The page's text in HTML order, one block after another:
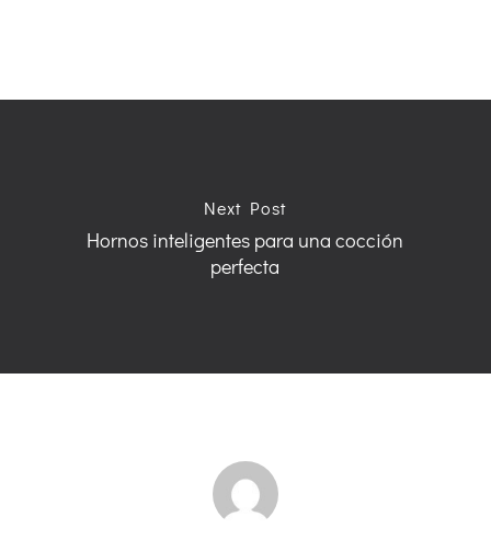
Next Post
Hornos inteligentes para una cocción
perfecta